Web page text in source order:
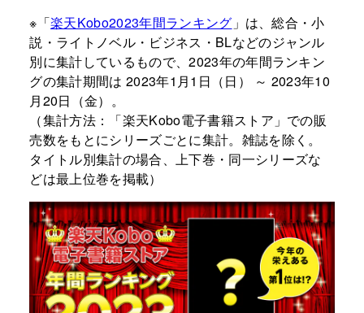
※「楽天Kobo2023年間ランキング 」は、総合・小
説・ライトノベル・ビジネス・BLなどのジャンル
別に集計しているもので、2023年の年間ランキン
グの集計期間は 2023年1月1日（日） ～ 2023年10
月20日（金）。
（集計方法：「楽天Kobo電子書籍ストア」での販
売数をもとにシリーズごとに集計。雑誌を除く。
タイトル別集計の場合、上下巻・同一シリーズな
どは最上位巻を掲載）